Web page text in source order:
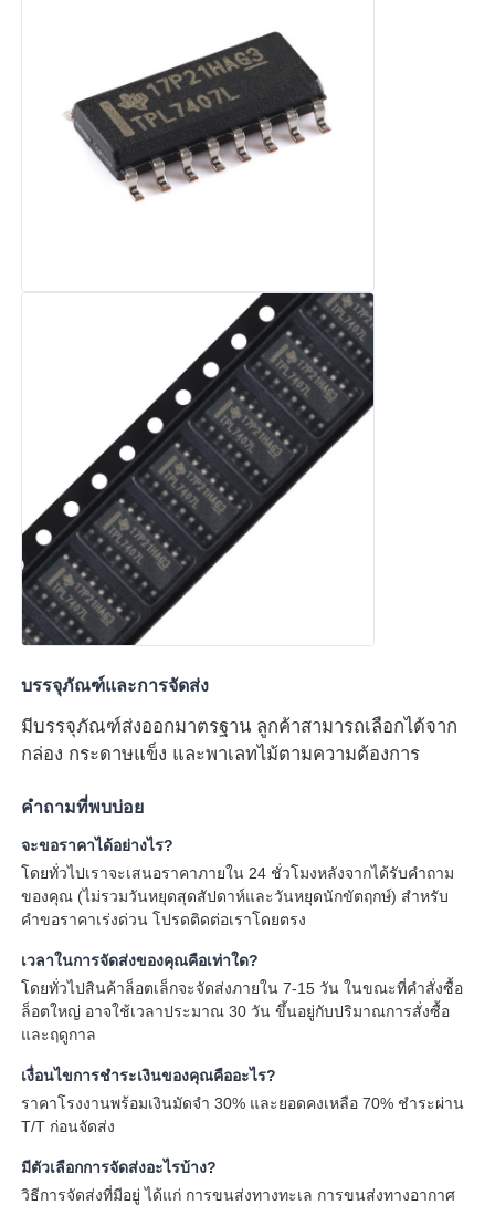
เครื่องวงจรบูรณาการ RF
ชิ้นส่วนอิเล็กทรอนิกส์
การเขียนโปรแกรม PLC
โซลิดสเตตรีเลย์
เสาอากาศสื่อสาร
ตัวเชื่อมต่อ
ชิปการจัดการพลังงาน
บรรจุภัณฑ์และการจัดส่ง
มีบรรจุภัณฑ์ส่งออกมาตรฐาน ลูกค้าสามารถเลือกได้จาก
กล่อง กระดาษแข็ง และพาเลทไม้ตามความต้องการ
คำถามที่พบบ่อย
จะขอราคาได้อย่างไร?
โดยทั่วไปเราจะเสนอราคาภายใน 24 ชั่วโมงหลังจากได้รับคำถาม
ของคุณ (ไม่รวมวันหยุดสุดสัปดาห์และวันหยุดนักขัตฤกษ์) สำหรับ
คำขอราคาเร่งด่วน โปรดติดต่อเราโดยตรง
เวลาในการจัดส่งของคุณคือเท่าใด?
โดยทั่วไปสินค้าล็อตเล็กจะจัดส่งภายใน 7-15 วัน ในขณะที่คำสั่งซื้อ
ล็อตใหญ่ อาจใช้เวลาประมาณ 30 วัน ขึ้นอยู่กับปริมาณการสั่งซื้อ
และฤดูกาล
เงื่อนไขการชำระเงินของคุณคืออะไร?
ราคาโรงงานพร้อมเงินมัดจำ 30% และยอดคงเหลือ 70% ชำระผ่าน
T/T ก่อนจัดส่ง
มีตัวเลือกการจัดส่งอะไรบ้าง?
วิธีการจัดส่งที่มีอยู่ ได้แก่ การขนส่งทางทะเล การขนส่งทางอากาศ